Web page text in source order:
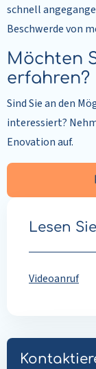
schnell
Beschwerde von
Möchten
erfahren?
Sind Sie an den
interessiert?
Enovation auf.
Lesen
Videoanruf